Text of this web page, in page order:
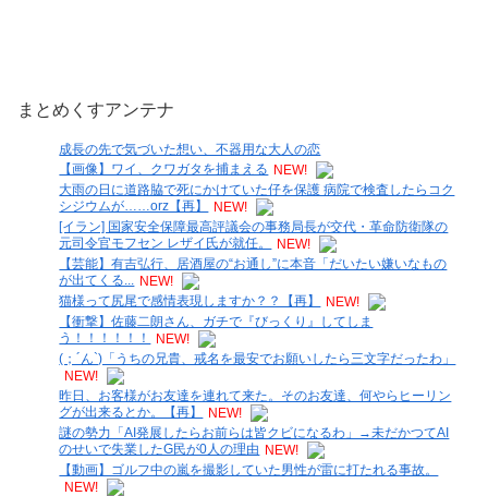
まとめくすアンテナ
成長の先で気づいた想い、不器用な大人の恋
【画像】ワイ、クワガタを捕まえる NEW!
大雨の日に道路脇で死にかけていた仔を保護 病院で検査したらコク
シジウムが……orz【再】
NEW!
[イラン] 国家安全保障最高評議会の事務局長が交代・革命防衛隊の
元司令官モフセン レザイ氏が就任。
NEW!
【芸能】有吉弘行、居酒屋の“お通し”に本音「だいたい嫌いなもの
が出てくる... NEW!
猫様って尻尾で感情表現しますか？？【再】
NEW!
【衝撃】佐藤二朗さん、ガチで『びっくり』してしま
う！！！！！！
NEW!
(；´ん`)「うちの兄貴、戒名を最安でお願いしたら三文字だったわ」
NEW!
昨日、お客様がお友達を連れて来た。そのお友達、何やらヒーリン
グが出来るとか。【再】
NEW!
謎の勢力「AI発展したらお前らは皆クビになるわ」→未だかつてAI
のせいで失業したG民が0人の理由 NEW!
【動画】ゴルフ中の嵐を撮影していた男性が雷に打たれる事故。
NEW!